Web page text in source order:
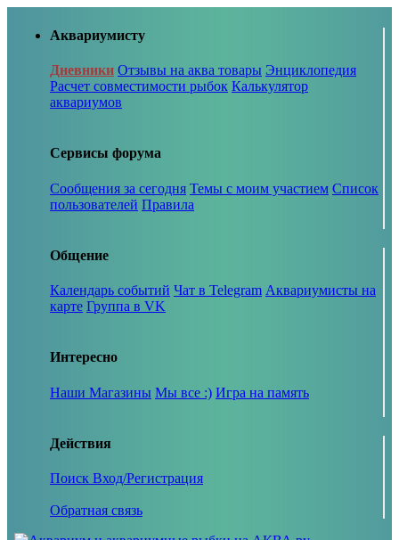
Аквариумисту
Дневники Отзывы на аква товары Энциклопедия
Расчет совместимости рыбок Калькулятор
аквариумов
Сервисы форума
Сообщения за сегодня Темы с моим участием Список
пользователей Правила
Общение
Календарь событий Чат в Telegram Аквариумисты на
карте Группа в VK
Интересно
Наши Магазины Мы все :) Игра на память
Действия
Поиск Вход/Регистрация
Обратная связь